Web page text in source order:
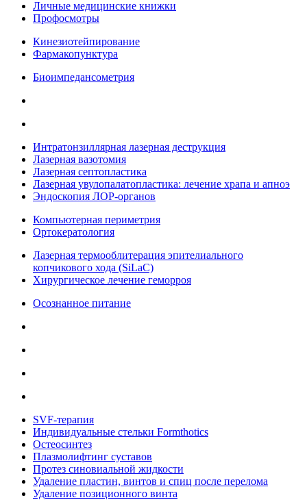
Личные медицинские книжки
Профосмотры
Кинезиотейпирование
Фармакопунктура
Биоимпедансометрия
Интратонзиллярная лазерная деструкция
Лазерная вазотомия
Лазерная септопластика
Лазерная увулопалатопластика: лечение храпа и апноэ
Эндоскопия ЛОР-органов
Компьютерная периметрия
Ортокератология
Лазерная термооблитерация эпителиального
копчикового хода (SiLaC)
Хирургическое лечение геморроя
Осознанное питание
SVF-терапия
Индивидуальные стельки Formthotics
Остеосинтез
Плазмолифтинг суставов
Протез синовиальной жидкости
Удаление пластин, винтов и спиц после перелома
Удаление позиционного винта